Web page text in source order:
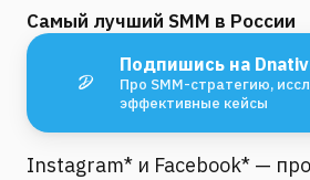
Самый лучший SMM в России
Подпишись на
Про SMM-стратегию,
эффективные кейсы
Instagram* и Facebook* —